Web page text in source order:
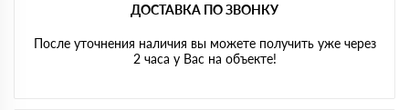
ДОСТАВКА ПО ЗВОНКУ
После уточнения наличия вы можете получить уже через
2 часа у Вас на объекте!